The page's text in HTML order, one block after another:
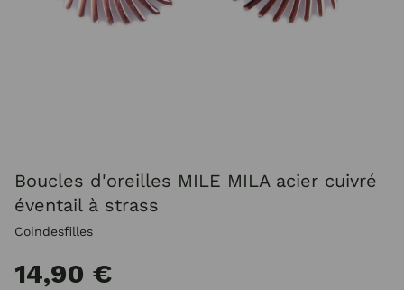
Boucles d'oreilles MILE MILA acier cuivré
éventail à strass
Coindesfilles
14,90 €